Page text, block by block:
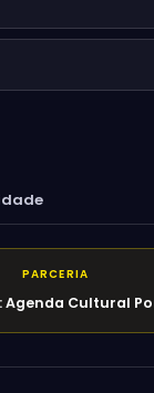
PARCERIA
Agenda Cultural